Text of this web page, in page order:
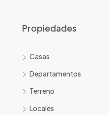
Propiedades
Casas
Departamentos
Terreno
Locales